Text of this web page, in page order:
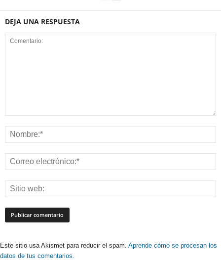
DEJA UNA RESPUESTA
Este sitio usa Akismet para reducir el spam. Aprende cómo se procesan los
datos de tus comentarios.